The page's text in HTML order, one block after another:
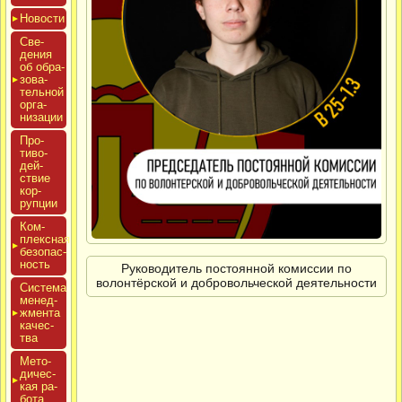
Новос­ти
Све­
дения
об об­ра­
зова­
тель­ной
ор­га­
низа­ции
Про­
тиво­
дей­
ствие
кор­
рупции
Ком­
плексная
бе­зопас­
ность
Сис­те­ма
ме­нед­
жмен­та
ка­чес­
тва
Мето­
дичес­
кая ра­
бота
Руководитель постоянной комиссии по
волонтёрской и добровольческой деятельности